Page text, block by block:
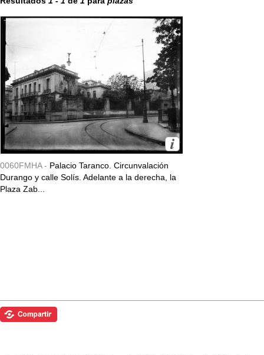
0060FMHA - Palacio Taranco. Circunvalación
Durango y calle Solís. Adelante a la derecha, la
Plaza Zab...